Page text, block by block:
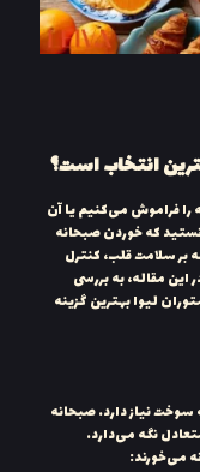
انتخاب است؟
را فراموش می‌کنیم یا آن
که خوردن صبحانه
بر سلامت قلب، کنترل
مقاله، به بررسی
لیوا بهترین گزینه
بدن شما به سوخت نیاز دارد. صبحانه
نگه می‌دارد.
می‌خورند: